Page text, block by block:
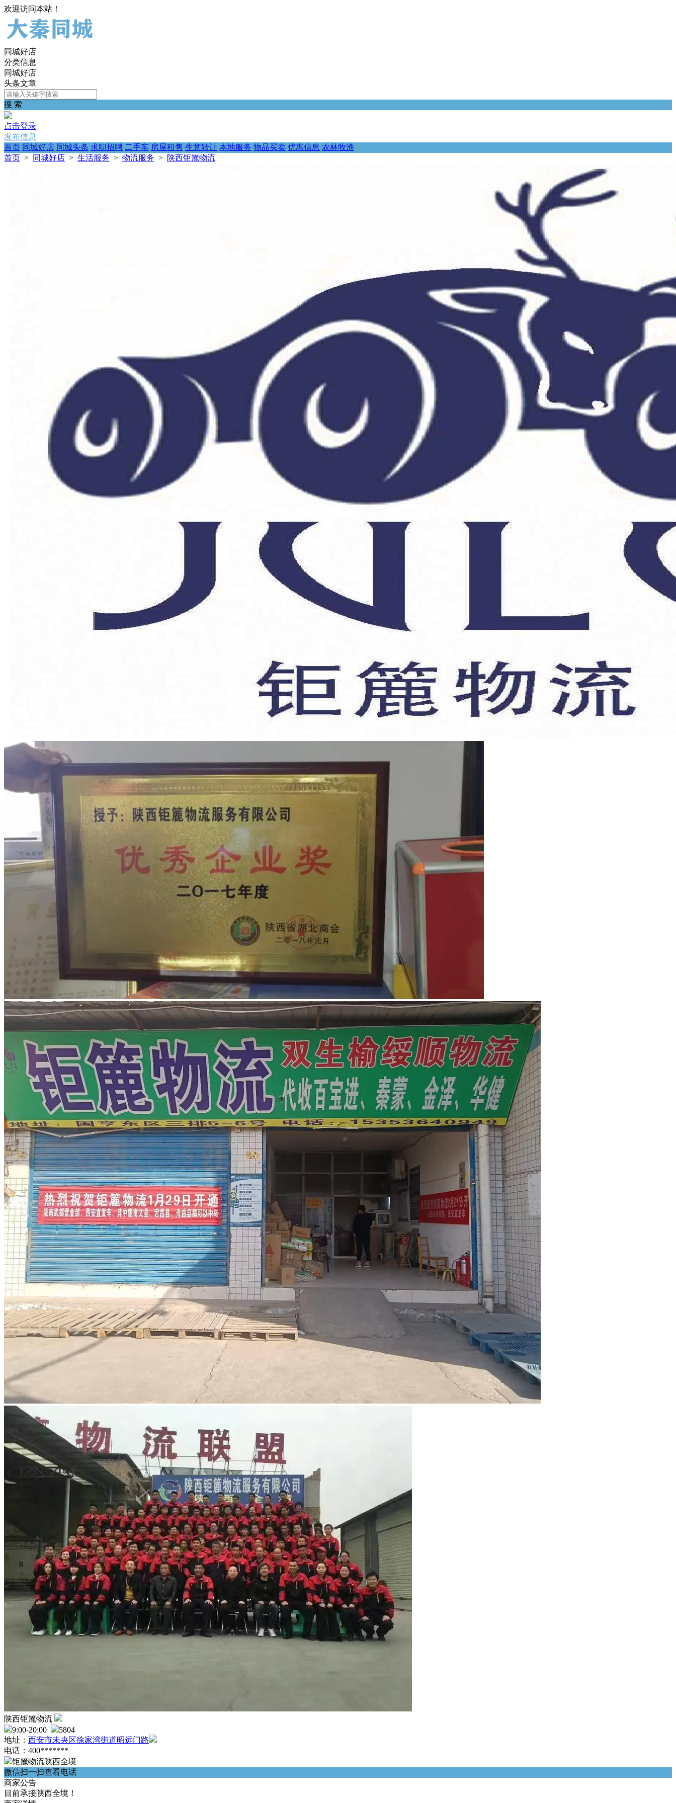
欢迎访问本站！
同城好店
分类信息
同城好店
头条文章
搜 索
点击登录
发布信息
首页 同城好店 同城头条 求职招聘 二手车 房屋租售 生意转让 本地服务 物品买卖 优惠信息 农林牧渔
首页 > 同城好店 > 生活服务 > 物流服务 > 陕西钜簏物流
陕西钜簏物流
9:00-20:00
5804
地址： 西安市未央区徐家湾街道昭远门路
电话：400*******
钜簏物流陕西全境
微信扫一扫查看电话
商家公告
目前承接陕西全境！